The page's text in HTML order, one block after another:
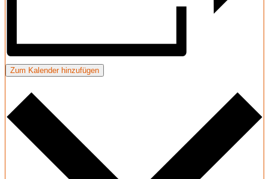
Zum Kalender hinzufügen